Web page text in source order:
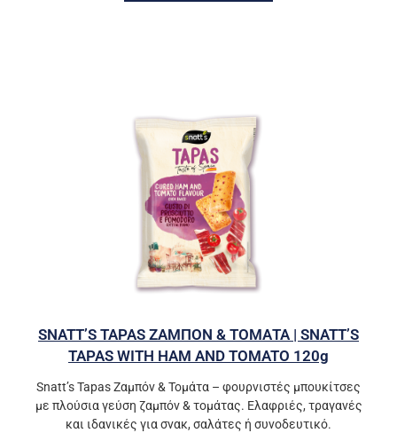
SNATT’S TAPAS ΖΑΜΠΟΝ & ΤΟΜΑΤΑ | SNATT’S
TAPAS WITH HAM AND TOMATO 120g
Snatt’s Tapas Ζαμπόν & Τομάτα – φουρνιστές μπουκίτσες
με πλούσια γεύση ζαμπόν & τομάτας. Ελαφριές, τραγανές
και ιδανικές για σνακ, σαλάτες ή συνοδευτικό.